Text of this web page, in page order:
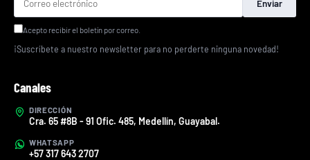
Enviar
Acepto recibir el boletín por correo.
¡Suscríbete a nuestro newsletter para no perderte ninguna novedad!
Canales
DIRECCIÓN
Cra. 65 #8B - 91 Ofic. 485, Medellín, Guayabal.
WHATSAPP
+57 317 643 2707